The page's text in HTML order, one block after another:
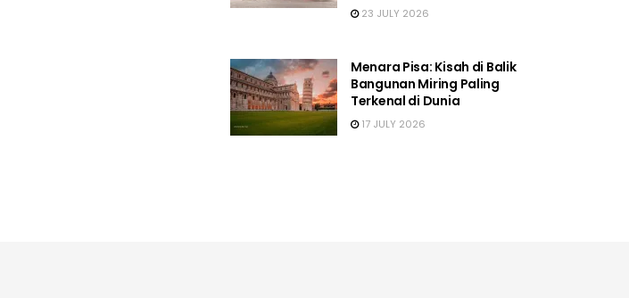
23 JULY 2026
Menara Pisa: Kisah di Balik
Bangunan Miring Paling
Terkenal di Dunia
17 JULY 2026